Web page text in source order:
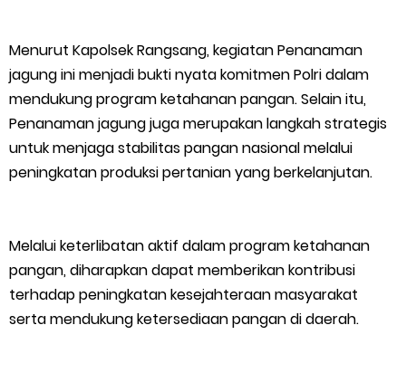
Warga Kecamatan Merbau dan Kecamatan Putri Puyu Tuntut
PLN: Hentikan Pemadaman dan Beri Kompensasi
FPMP.TB Bersama OPP Teluk Belitung, Dan Perwakilan
Melibur
Bupati Asmar Perkuat Sinergi dengan Danposal Selatpanjang,
Menurut Kapolsek Rangsang, kegiatan Penanaman
jagung ini menjadi bukti nyata komitmen Polri dalam
mendukung program ketahanan pangan. Selain itu,
Penanaman jagung juga merupakan langkah strategis
untuk menjaga stabilitas pangan nasional melalui
peningkatan produksi pertanian yang berkelanjutan.
Melalui keterlibatan aktif dalam program ketahanan
pangan, diharapkan dapat memberikan kontribusi
terhadap peningkatan kesejahteraan masyarakat
serta mendukung ketersediaan pangan di daerah.